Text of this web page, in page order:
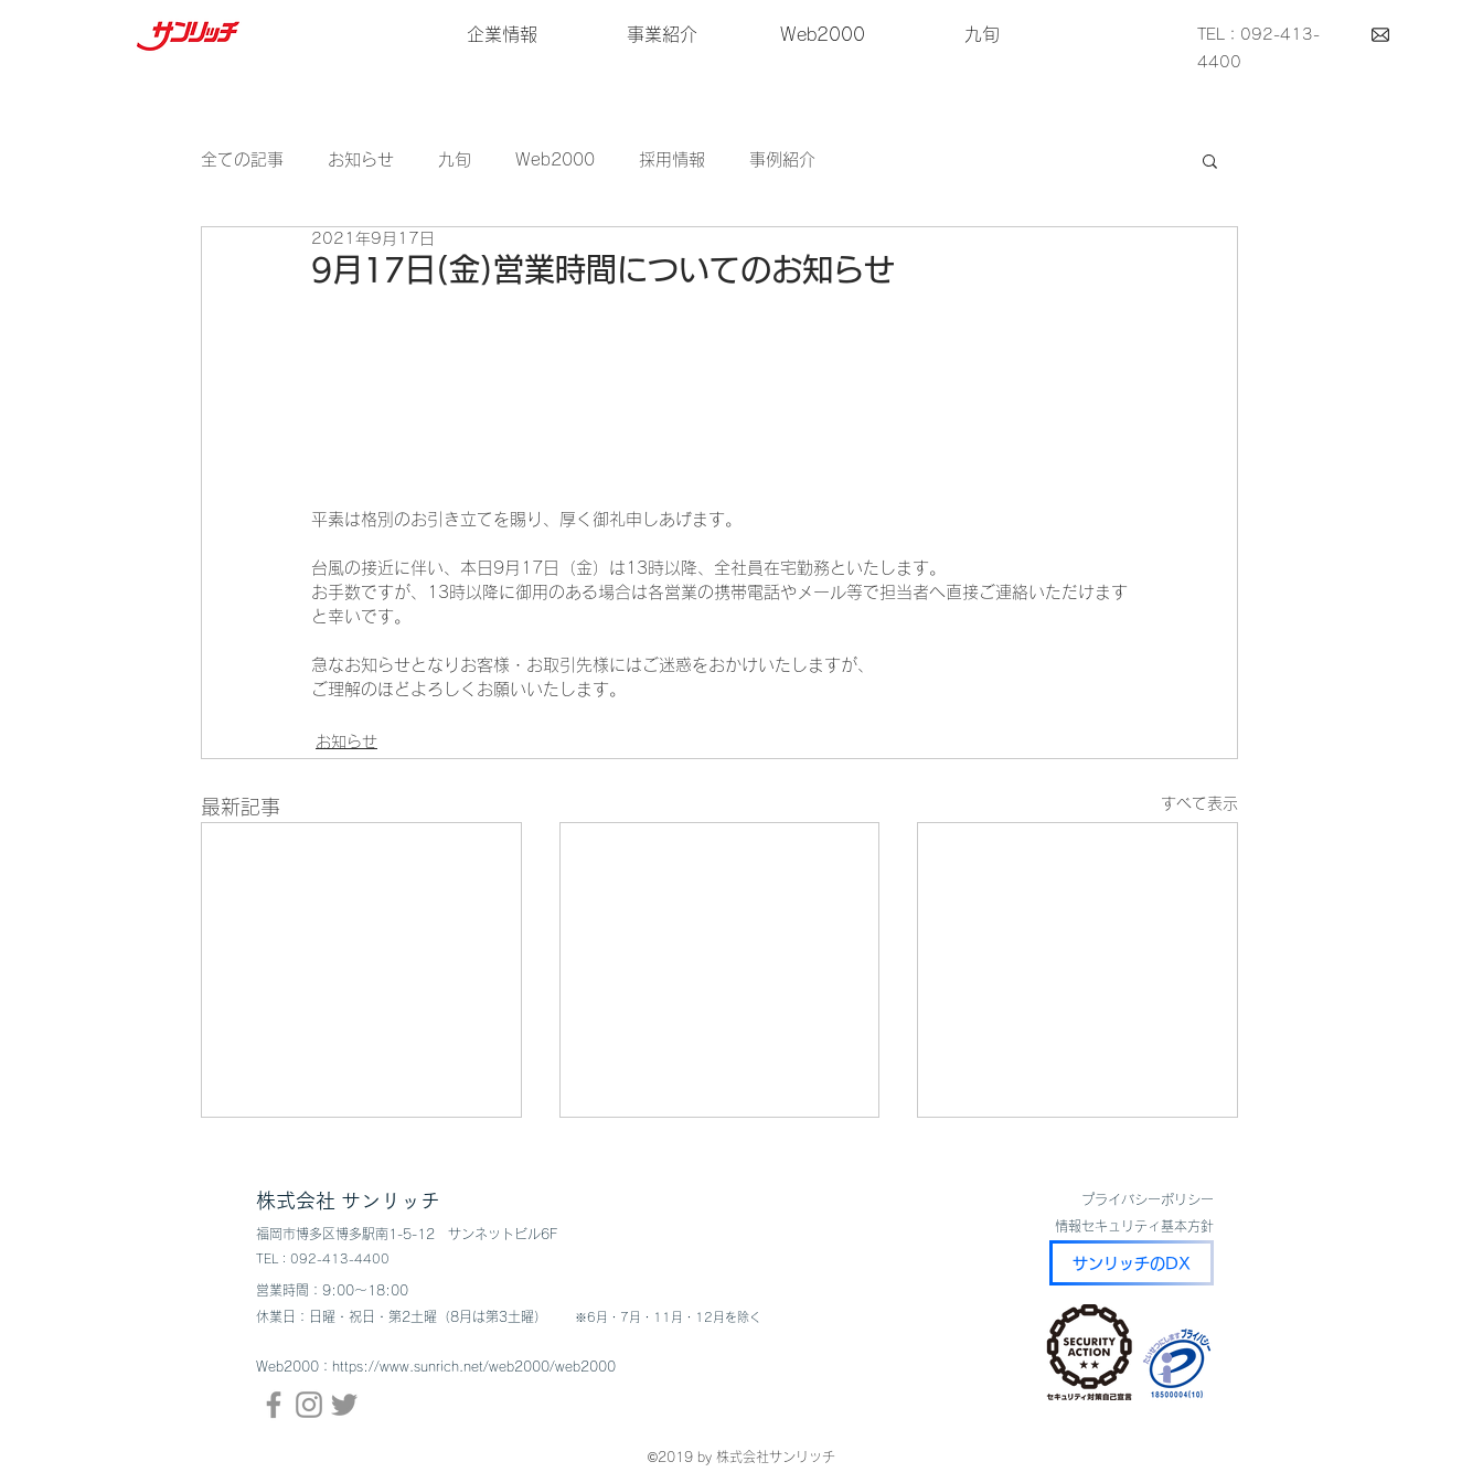
企業情報 事業紹介 Web2000 九旬
TEL：092-413-
4400
全ての記事 お知らせ 九旬 Web2000 採用情報 事例紹介
9月17日(金)営業時間についてのお知らせ
2021年9月17日
平素は格別のお引き立てを賜り、厚く御礼申しあげます。
台風の接近に伴い、本日9月17日（金）は13時以降、全社員在宅勤務といたします。
お手数ですが、13時以降に御用のある場合は各営業の携帯電話やメール等で担当者へ直接ご連絡いただけます
と幸いです。
急なお知らせとなりお客様・お取引先様にはご迷惑をおかけいたしますが、
ご理解のほどよろしくお願いいたします。
お知らせ
最新記事 すべて表示
弊社の夏季休業日につきまして、
以下の通りご案内致します。 休
業日：2026年8月13日（木）～
8月16日（日） 休業期間中はご
不便をおかけするかと存じます
すよう、よろしくお願い申し上げ
ます。 また、8月17日以降は通
らせいたします。
大阪オフィスを開設いたしまし
区梅田1丁目11番4号 大阪駅前
第4ビル 9階 923-1750号 開設
日： 2026年4月1日（水） 本オ
フィスは、出張時の作業スペース
株式会社 サンリッチ
福岡市博多区博多駅南1-5-12​ ​サンネットビル6F
TEL：092-413-4400
営業時間：9:00〜18:00
休業日：日曜・祝日・第2土曜（8月は第3土曜）
※6月・7月・11月・12月を除く
Web2000： https://www.sunrich.net/web2000/web2000
​プライバシーポリシー
​情報セキュリティ基本方針
サンリッチのDX
©2019 by 株式会社サンリッチ